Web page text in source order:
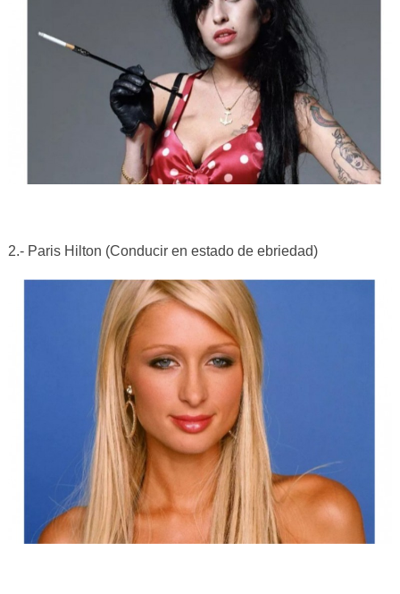
2.- Paris Hilton (Conducir en estado de ebriedad)